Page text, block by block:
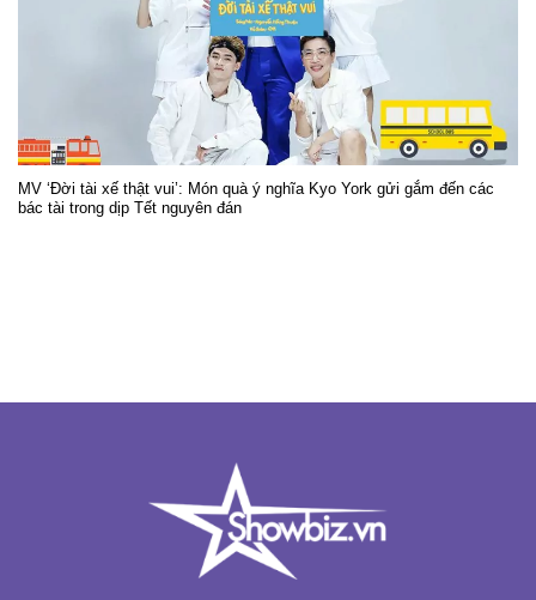
MV ‘Đời tài xế thật vui’: Món quà ý nghĩa Kyo York gửi gắm đến các
bác tài trong dịp Tết nguyên đán